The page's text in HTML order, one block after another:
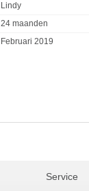
Lindy
24 maanden
Februari 2019
Service